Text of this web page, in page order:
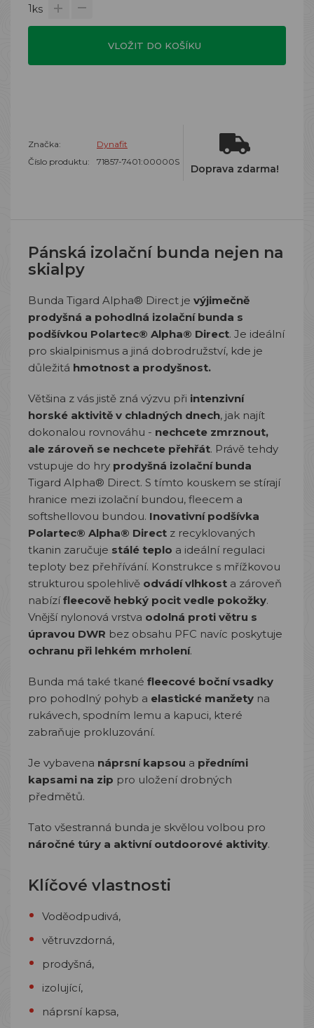
1ks
VLOŽIT DO KOŠÍKU
Značka:
Dynafit
Číslo produktu:
71857-7401:00000S
Doprava zdarma!
Pánská izolační bunda nejen na
skialpy
Bunda Tigard Alpha® Direct je výjimečně
prodyšná a pohodlná izolační bunda s
podšívkou Polartec® Alpha® Direct. Je ideální
pro skialpinismus a jiná dobrodružství, kde je
důležitá hmotnost a prodyšnost.
Většina z vás jistě zná výzvu při intenzivní
horské aktivitě v chladných dnech, jak najít
dokonalou rovnováhu - nechcete zmrznout,
ale zároveň se nechcete přehřát. Právě tehdy
vstupuje do hry prodyšná izolační bunda
Tigard Alpha® Direct. S tímto kouskem se stírají
hranice mezi izolační bundou, fleecem a
softshellovou bundou. Inovativní podšívka
Polartec® Alpha® Direct z recyklovaných
tkanin zaručuje stálé teplo a ideální regulaci
teploty bez přehřívání. Konstrukce s mřížkovou
strukturou spolehlivě odvádí vlhkost a zároveň
nabízífleecově hebký pocit vedle pokožky.
Vnější nylonová vrstva odolná proti větru s
úpravou DWR bez obsahu PFC navíc poskytuje
ochranu při lehkém mrholení.
Bunda má také tkané fleecové boční vsadky
pro pohodlný pohyb a elastické manžety na
rukávech, spodním lemu a kapuci, které
zabraňuje prokluzování.
Je vybavena náprsní kapsou a předními
kapsami na zip pro uložení drobných
předmětů.
Tato všestranná bunda je skvělou volbou pro
náročné túry a aktivní outdoorové aktivity.
Klíčové vlastnosti
Voděodpudivá,
větruvzdorná,
prodyšná,
izolující,
náprsní kapsa,